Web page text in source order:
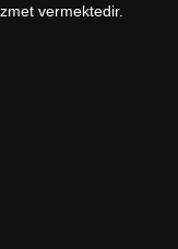
vermektedir.